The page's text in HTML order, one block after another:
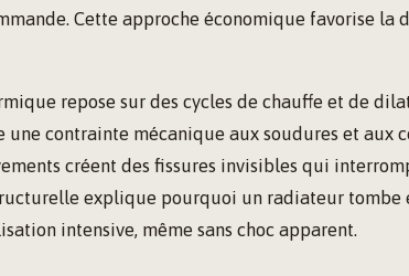
Cette approche économique favorise la
repose sur des cycles de chauffe et de
contrainte mécanique aux soudures et aux
créent des fissures invisibles qui
explique pourquoi un radiateur tombe
intensive, même sans choc apparent.